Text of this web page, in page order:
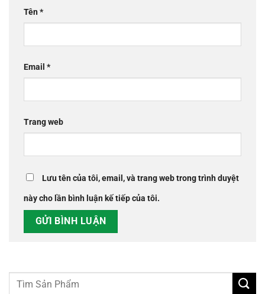
Tên*
Email *
Trang web
Lưu tên của tôi, email, và trang web trong trình duyệt
này cho lần bình luận kế tiếp của tôi.